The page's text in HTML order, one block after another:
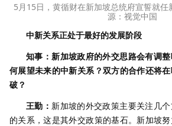
5月15日，黄循财在新加坡总统府宣誓就任
源：视觉中国
中新关系正处于最好的发展阶段
知事：新加坡政府的外交思路会有调
何展望未来的中新关系？双方的合作还将
破？
王勤： 新加坡的外交政策主要关注几
的关系，这是其外交政策的基石。新加坡